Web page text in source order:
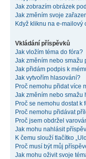
Jak zobrazím obrázek
Jak změním svoje
Když kliknu na e-mailový
Vkládání příspěvků
Jak vložím téma do fóra?
Jak změním nebo smažu
Jak přidám podpis k
Jak vytvořím hlasování?
Proč nemohu přidat více
Jak změním nebo smažu
Proč se nemohu dostat k
Proč nemohu přidávat
Proč jsem obdržel
Jak mohu nahlásit
K čemu slouží tlačítko
Proč musí být můj
Jak mohu oživit svoje